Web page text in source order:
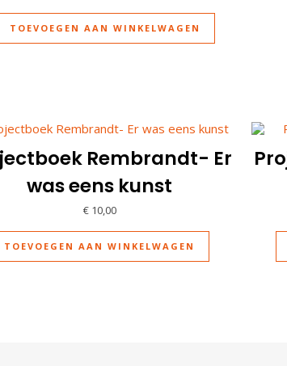
TOEVOEGEN AAN WINKELWAGEN
Rembrandt- Er
was eens kunst
€10,00
TOEVOEGEN AAN WINKELWAGEN